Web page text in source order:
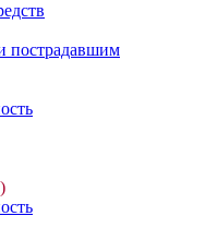
пострадавшим